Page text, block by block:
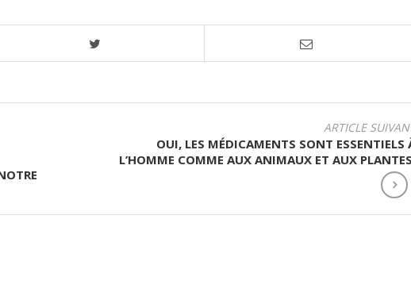
ARTICLE
OUI, LES MÉDICAMENTS SONT ESSENTIELS
L’HOMME COMME AUX ANIMAUX ET AUX